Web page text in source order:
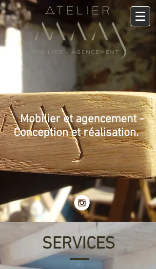
SERVICES
Mobilier et agencement -
Conception et réalisation.